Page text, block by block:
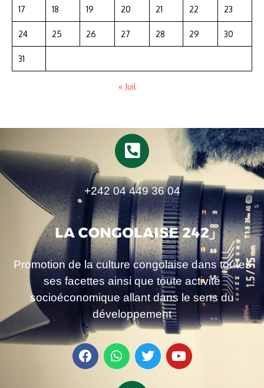
17 18 19 20 21 22 23
24 25 26 27 28 29 30
31
« Juil
+242 04 449 36 04
Promotion de la culture congolaise dans toutes
ses facettes ainsi que toute activité
socioéconomique allant dans le sens du
développement